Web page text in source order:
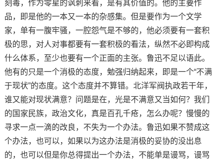
刻毒，作为零星的讽刺来看，是有其价值的。他的主要作
品，即是他的一本又一本的杂感集。但是要作为一个文学
家，单有一腹牢骚，一腔怨气是不够的，他必须要有一套积
极的思，对人对事都要有一套积极的看法，纵然不必即构成
什么体系，至少也要有一个正面的主张。鲁迅不足以语此。
他有的只是一个消极的态度，勉强归纳起来，即是一个“不满
于现状”的态度。这个态度并不算错。北洋军阀执政若干年，
谁又能对现状满意？问题是在，光是不满意又当如何？我们
的国家民族，政治文化，真是百孔千疮，怎么办呢？慢慢的
寻求一点一滴的改良，不失为一个办法。鲁迅如果不赞成这
个办法，也可以，如果以为这办法是消极的妥协的没出息
的，也可以但是你总得提出一个办法，不能单是谩骂，谩骂